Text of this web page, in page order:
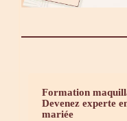
Formation
Devenez experte
mariée